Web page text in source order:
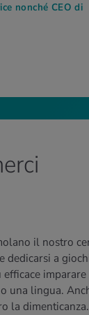
nonché CEO di
il nostro
dedicarsi a
imparare
una lingua.
la dimenticanza.